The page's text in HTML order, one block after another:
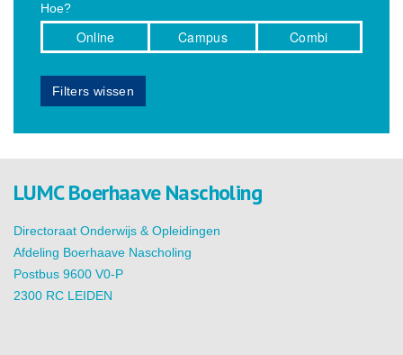
Hoe?
Online Campus Combi
Filters wissen
LUMC Boerhaave Nascholing
Directoraat Onderwijs & Opleidingen
Afdeling Boerhaave Nascholing
Postbus 9600 V0-P
2300 RC LEIDEN